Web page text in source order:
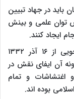
باید در جهاد تبیین
توان علمی و بینش
ایجاد کنند.
دکتر جاجرمی زاده تاکید کرد: جریانات دانشجویی از ۱۶ آذر ۱۳۳۲
آن ایفای نقش در
اغتشاشات و تمام
بوده اند.